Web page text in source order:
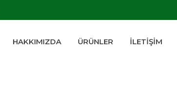
HAKKIMIZDA ÜRÜNLER İLETIŞIM